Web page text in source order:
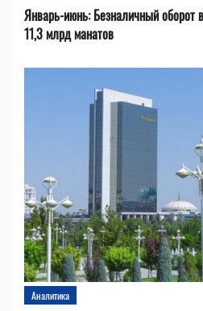
Январь-июнь: Безналичный оборот
11,3 млрд манатов
Аналитика